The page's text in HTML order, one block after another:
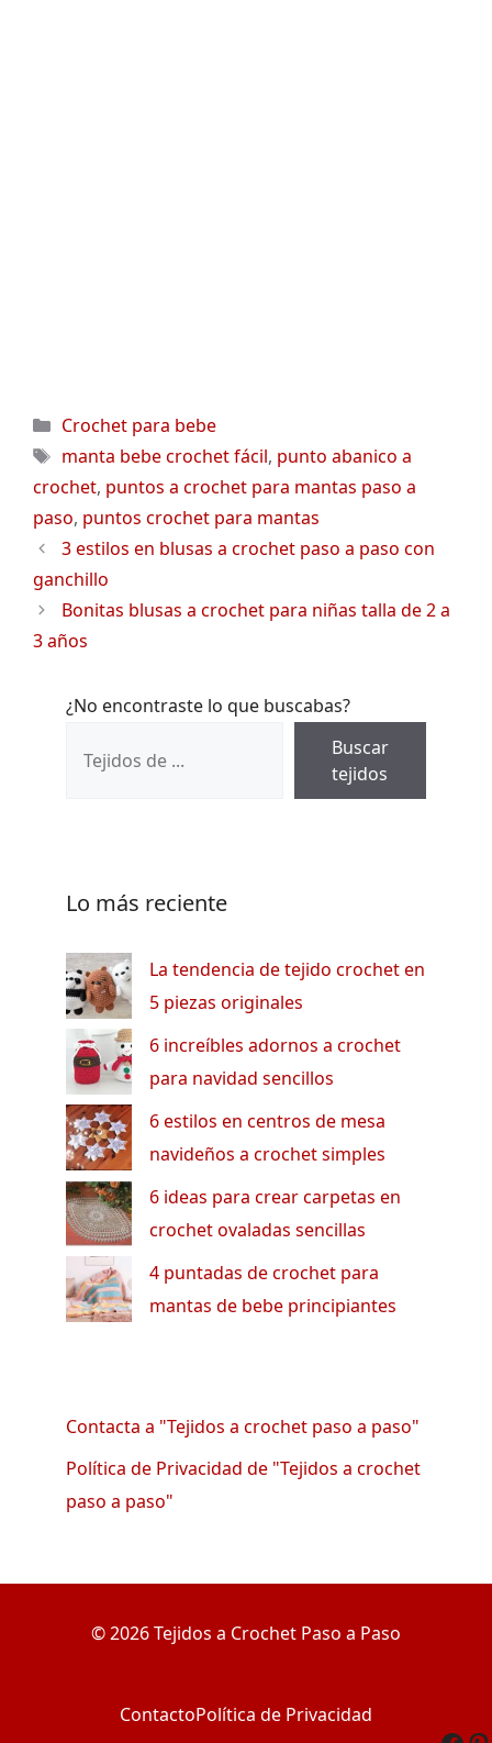
Categorías
Crochet para bebe
Etiquetas
manta bebe crochet fácil, punto abanico a
crochet, puntos a crochet para mantas paso a
paso, puntos crochet para mantas
3 estilos en blusas a crochet paso a paso con
ganchillo
Bonitas blusas a crochet para niñas talla de 2 a
3 años
¿No encontraste lo que buscabas?
Buscar
tejidos
Lo más reciente
La tendencia de tejido crochet en
5 piezas originales
6 increíbles adornos a crochet
para navidad sencillos
6 estilos en centros de mesa
navideños a crochet simples
6 ideas para crear carpetas en
crochet ovaladas sencillas
4 puntadas de crochet para
mantas de bebe principiantes
Contacta a "Tejidos a crochet paso a paso"
Política de Privacidad de "Tejidos a crochet
paso a paso"
© 2026 Tejidos a Crochet Paso a Paso
ContactoPolítica de Privacidad